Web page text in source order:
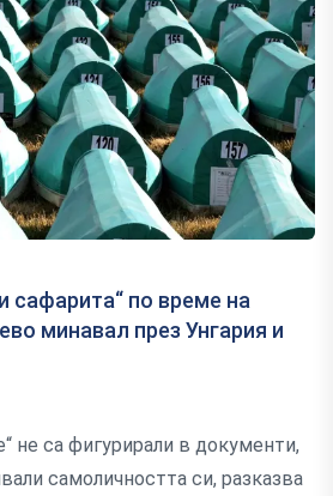
сафарита“ по време на
минавал през Унгария и
не са фигурирали в документи,
самоличността си, разказва